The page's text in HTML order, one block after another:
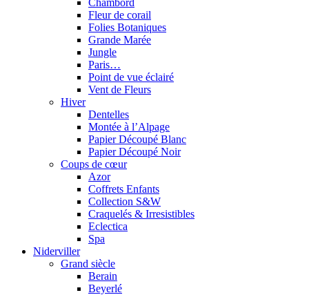
Fleur de corail
Folies Botaniques
Grande Marée
Jungle
Paris…
Point de vue éclairé
Vent de Fleurs
Hiver
Dentelles
Montée à l’Alpage
Papier Découpé Blanc
Papier Découpé Noir
Coups de cœur
Azor
Coffrets Enfants
Collection S&W
Craquelés & Irresistibles
Eclectica
Spa
Niderviller
Grand siècle
Berain
Beyerlé